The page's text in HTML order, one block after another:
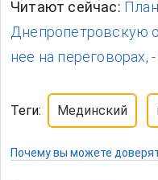
Читают сейчас:
Днепропетровскую
нее на переговорах,
Теги: Мединский
Почему вы можете